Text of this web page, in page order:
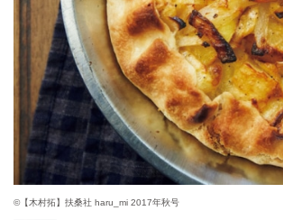
©【木村拓】扶桑社 haru_mi 2017年秋号